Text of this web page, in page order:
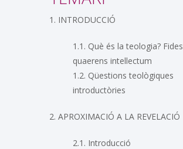
1. INTRODUCCIÓ
1.1. Què és la teologia? Fides
quaerens intellectum
1.2. Qüestions teològiques
introductòries
2. APROXIMACIÓ A LA REVELACIÓ
2.1. Introducció